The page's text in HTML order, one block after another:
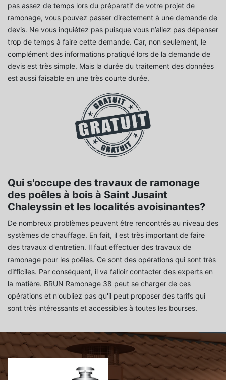
pas assez de temps lors du préparatif de votre projet de
ramonage, vous pouvez passer directement à une demande de
devis. Ne vous inquiétez pas puisque vous n’allez pas dépenser
trop de temps à faire cette demande. Car, non seulement, le
complément des informations pratiqué lors de la demande de
devis est très simple. Mais la durée du traitement des données
est aussi faisable en une très courte durée.
Qui s'occupe des travaux de ramonage
des poêles à bois à Saint Jusaint
Chaleyssin et les localités avoisinantes?
De nombreux problèmes peuvent être rencontrés au niveau des
systèmes de chauffage. En fait, il est très important de faire
des travaux d'entretien. Il faut effectuer des travaux de
ramonage pour les poêles. Ce sont des opérations qui sont très
difficiles. Par conséquent, il va falloir contacter des experts en
la matière. BRUN Ramonage 38 peut se charger de ces
opérations et n'oubliez pas qu'il peut proposer des tarifs qui
sont très intéressants et accessibles à toutes les bourses.